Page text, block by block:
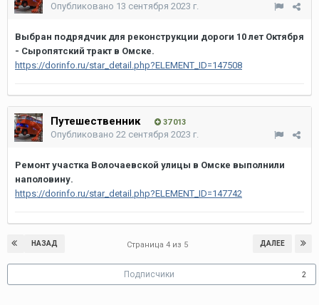
Опубликовано 13 сентября 2023 г.
Выбран подрядчик для реконструкции дороги 10 лет Октября
- Сыропятский тракт в Омске.
https://dorinfo.ru/star_detail.php?ELEMENT_ID=147508
Путешественник 37 013
Опубликовано 22 сентября 2023 г.
Ремонт участка Волочаевской улицы в Омске выполнили
наполовину.
https://dorinfo.ru/star_detail.php?ELEMENT_ID=147742
НАЗАД ДАЛЕЕ
Страница 4 из 5
Подписчики 2